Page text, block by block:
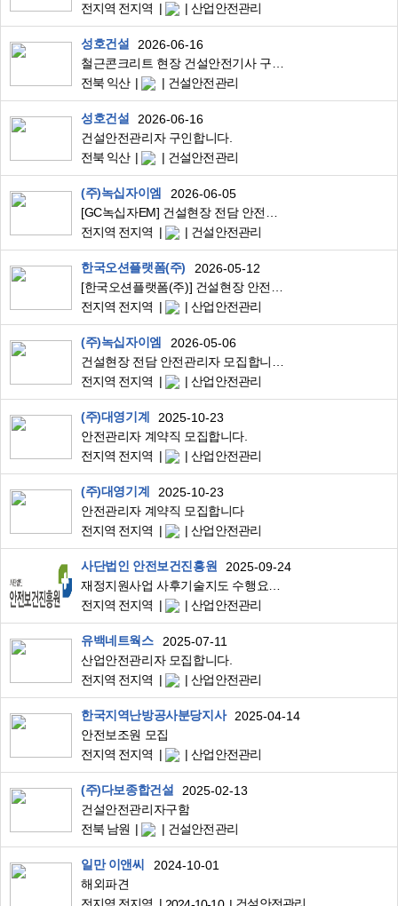
전지역 전지역
산업안전관리
성호건설
2026-06-16
전북 익산
건설안전관리
성호건설
2026-06-16
건설안전관리자 구인합니다.
전북 익산
건설안전관리
(주)녹십자이엠
2026-06-05
전지역 전지역
건설안전관리
한국오션플랫폼(주)
2026-05-12
전지역 전지역
산업안전관리
(주)녹십자이엠
2026-05-06
전지역 전지역
산업안전관리
(주)대영기계
2025-10-23
안전관리자 계약직 모집합니다.
전지역 전지역
산업안전관리
(주)대영기계
2025-10-23
안전관리자 계약직 모집합니다
전지역 전지역
산업안전관리
사단법인 안전보건진흥원
2025-09-24
전지역 전지역
산업안전관리
유백네트웍스
2025-07-11
산업안전관리자 모집합니다.
전지역 전지역
산업안전관리
한국지역난방공사분당지사
2025-04-14
안전보조원 모집
전지역 전지역
산업안전관리
(주)다보종합건설
2025-02-13
건설안전관리자구함
전북 남원
건설안전관리
일만 이앤씨
2024-10-01
해외파견